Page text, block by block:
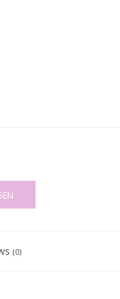
(0)